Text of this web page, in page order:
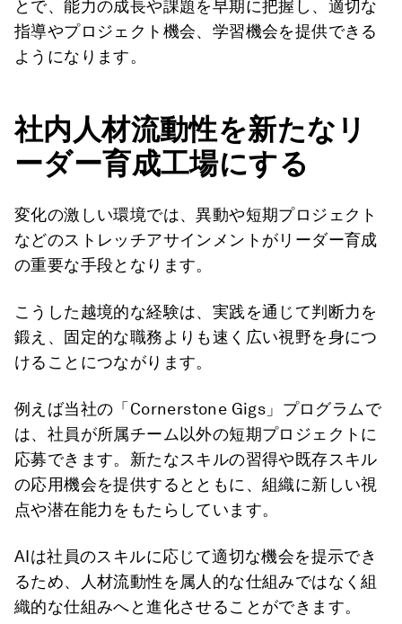
とで、能力の成長や課題を早期に把握し、適切な
指導やプロジェクト機会、学習機会を提供できる
ようになります。
社内人材流動性を新たなリ
ーダー育成工場にする
変化の激しい環境では、異動や短期プロジェクト
などのストレッチアサインメントがリーダー育成
の重要な手段となります。
こうした越境的な経験は、実践を通じて判断力を
鍛え、固定的な職務よりも速く広い視野を身につ
けることにつながります。
例えば当社の「Cornerstone Gigs」プログラムで
は、社員が所属チーム以外の短期プロジェクトに
応募できます。新たなスキルの習得や既存スキル
の応用機会を提供するとともに、組織に新しい視
点や潜在能力をもたらしています。
AIは社員のスキルに応じて適切な機会を提示でき
るため、人材流動性を属人的な仕組みではなく組
織的な仕組みへと進化させることができます。